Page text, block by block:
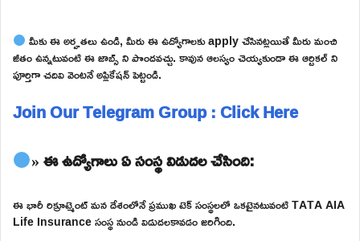
మీకు ఈ అర్హతలు ఉండి, మీరు ఈ ఉద్యోగాలకు apply చేసినట్లయితే మీరు మంచి
జీతం ఉన్నటువంటి ఈ జాబ్స్ ని పొందవచ్చు. కావున ఆలస్యం చెయ్యకుండా ఈ ఆర్టికల్ ని
పూర్తిగా చదివి వెంటనే అప్లికేషన్ పెట్టండి.
Join Our Telegram Group : Click Here
» ఈ ఉద్యోగాలు ఏ సంస్థ విడుదల చేసింది:
ఈ భారీ రిక్రూట్మెంట్ మన దేశంలోనే ప్రముఖ టెక్ సంస్థలలో ఒకటైనటువంటి TATA AIA
Life Insurance సంస్థ నుండి విడుదలకావడం జరిగింది.